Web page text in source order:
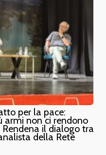
per la pace:
armi non ci rendono
Rendena il dialogo tra
della Rete